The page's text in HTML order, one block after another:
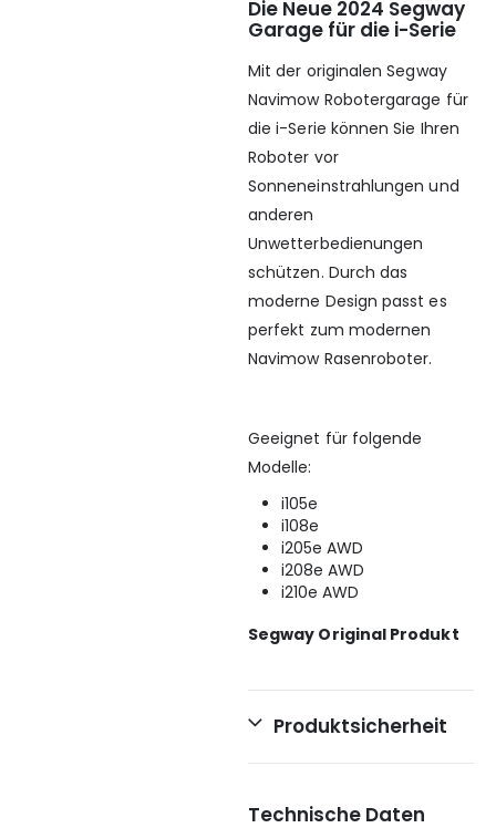
Die Neue 2024 Segway
Garage für die i-Serie
Mit der originalen Segway
Navimow Robotergarage für
die i-Serie können Sie Ihren
Roboter vor
Sonneneinstrahlungen und
anderen
Unwetterbedienungen
schützen. Durch das
moderne Design passt es
perfekt zum modernen
Navimow Rasenroboter.
Geeignet für folgende
Modelle:
i105e
i108e
i205e AWD
i208e AWD
i210e AWD
Segway Original Produkt
Produktsicherheit
Technische Daten